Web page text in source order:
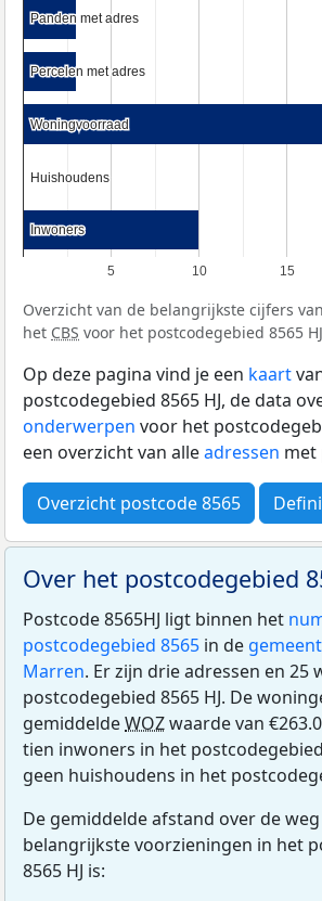
5 10 15
Panden met adres
Panden met adres
Percelen met adres
Percelen met adres
Woningvoorraad
Woningvoorraad
Huishoudens
Huishoudens
Inwoners
Inwoners
Overzicht van de belangrijkste cijfers
het CBS voor het postcodegebied 8565
Op deze pagina vind je een kaart
postcodegebied 8565 HJ, de data
onderwerpen voor het
een overzicht van alleadressen met
Overzicht postcode 8565
Over het postcodegebied
Postcode 8565HJ ligt binnen het
postcodegebied 8565 in de
Marren. Er zijn drie adressen en 25
postcodegebied 8565 HJ. De
gemiddeldeWOZwaarde van
tien inwoners in het postcodegebied
geen huishoudens in het
De gemiddelde afstand over de
belangrijkste voorzieningen in het
8565 HJ is: